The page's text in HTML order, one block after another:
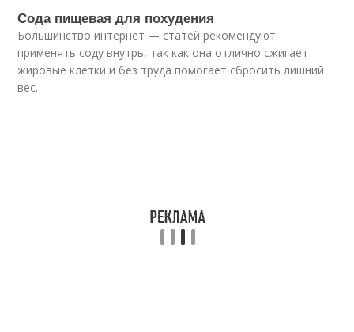
Сода пищевая для похудения
Большинство интернет — статей рекомендуют
применять соду внутрь, так как она отлично сжигает
жировые клетки и без труда помогает сбросить лишний
вес.